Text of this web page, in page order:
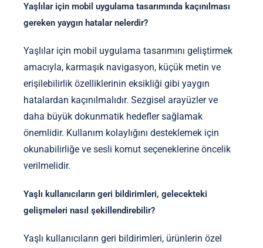
Yaşlılar için mobil uygulama tasarımında kaçınılması
gereken yaygın hatalar nelerdir?
Yaşlılar için mobil uygulama tasarımını geliştirmek
amacıyla, karmaşık navigasyon, küçük metin ve
erişilebilirlik özelliklerinin eksikliği gibi yaygın
hatalardan kaçınılmalıdır. Sezgisel arayüzler ve
daha büyük dokunmatik hedefler sağlamak
önemlidir. Kullanım kolaylığını desteklemek için
okunabilirliğe ve sesli komut seçeneklerine öncelik
verilmelidir.
Yaşlı kullanıcıların geri bildirimleri, gelecekteki
gelişmeleri nasıl şekillendirebilir?
Yaşlı kullanıcıların geri bildirimleri, ürünlerin özel